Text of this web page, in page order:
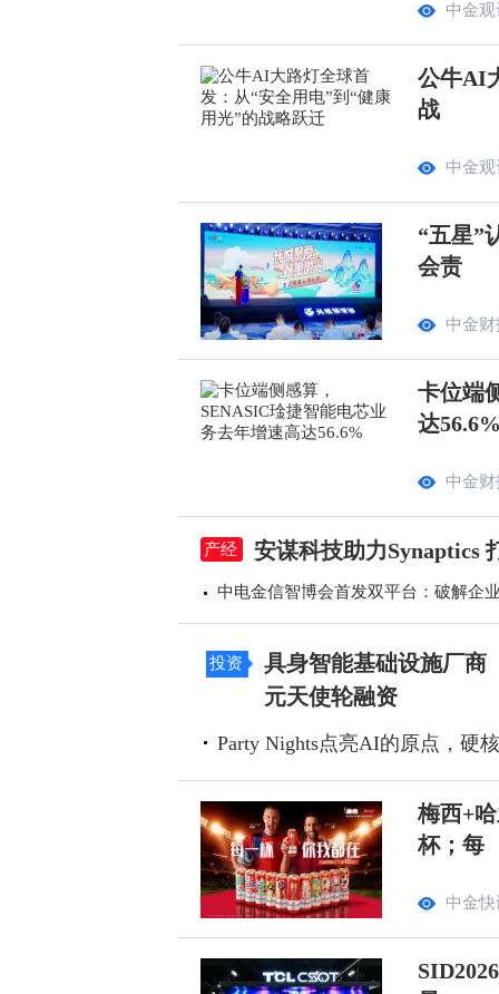
中金观
公牛AI
战
中金观
“五星”
会责
中金财
卡位端
达
中金财
产经 安谋科技助力Synaptics
中电金信智博会首发双平台：破解企
投资
具身智能基础设施厂商
元天使轮融资
Party Nights点亮AI的原点，硬
梅西+
杯；每
中金快